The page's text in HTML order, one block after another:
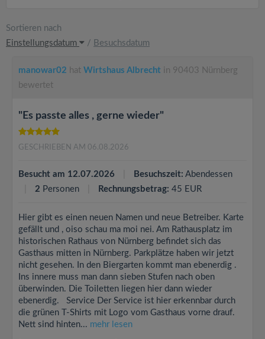
Sortieren nach
Einstellungsdatum
/ Besuchsdatum
manowar02 hat Wirtshaus Albrecht in 90403 Nürnberg
bewertet
"Es passte alles , gerne wieder"
GESCHRIEBEN AM 06.08.2026
Besucht am 12.07.2026 Besuchszeit: Abendessen
2 Personen Rechnungsbetrag: 45 EUR
Hier gibt es einen neuen Namen und neue Betreiber. Karte
gefällt und , oiso schau ma moi nei. Am Rathausplatz im
historischen Rathaus von Nürnberg befindet sich das
Gasthaus mitten in Nürnberg. Parkplätze haben wir jetzt
nicht gesehen. In den Biergarten kommt man ebenerdig .
Ins innere muss man dann sieben Stufen nach oben
überwinden. Die Toiletten liegen hier dann wieder
ebenerdig. Service Der Service ist hier erkennbar durch
die grünen T-Shirts mit Logo vom Gasthaus vorne drauf.
Nett sind hinten... mehr lesen